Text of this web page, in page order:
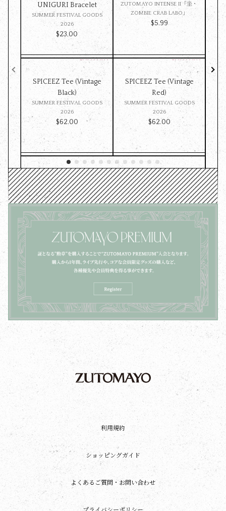
UNIGURI Bracelet
SUMMER FESTIVAL GOODS
2026
$‌23.00
ZUTOMAYO INTENSE II「坐・
ZOMBIE CRAB LABO」
$‌5.99
SPICEEZ Tee (Vintage
Black)
SUMMER FESTIVAL GOODS
2026
$‌62.00
SPICEEZ Tee (Vintage
Red)
SUMMER FESTIVAL GOODS
2026
$‌62.00
利用規約
ショッピングガイド
よくあるご質問・お問い合わせ